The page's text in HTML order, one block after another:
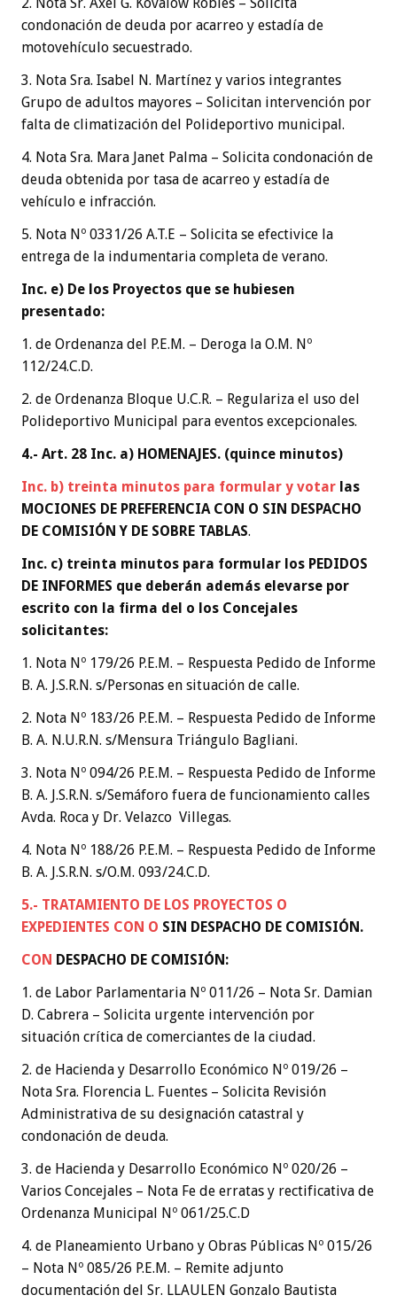
condonación de deuda por acarreo y estadía de
motovehículo secuestrado.
3. Nota Sra. Isabel N. Martínez y varios integrantes
Grupo de adultos mayores – Solicitan intervención por
falta de climatización del Polideportivo municipal.
4. Nota Sra. Mara Janet Palma – Solicita condonación de
deuda obtenida por tasa de acarreo y estadía de
vehículo e infracción.
5. Nota Nº 0331/26 A.T.E – Solicita se efectivice la
entrega de la indumentaria completa de verano.
Inc. e) De los Proyectos que se hubiesen
presentado:
1. de Ordenanza del P.E.M. – Deroga la O.M. Nº
112/24.C.D.
2. de Ordenanza Bloque U.C.R. – Regulariza el uso del
Polideportivo Municipal para eventos excepcionales.
4.- Art. 28 Inc. a) HOMENAJES. (quince minutos)
Inc. b) treinta minutos para formular y votar las
MOCIONES DE PREFERENCIA CON O SIN DESPACHO
DE COMISIÓN Y DE SOBRE TABLAS.
Inc. c) treinta minutos para formular los PEDIDOS
DE INFORMES que deberán además elevarse por
escrito con la firma del o los Concejales
solicitantes:
1. Nota Nº 179/26 P.E.M. – Respuesta Pedido de Informe
B. A. J.S.R.N. s/Personas en situación de calle.
2. Nota Nº 183/26 P.E.M. – Respuesta Pedido de Informe
B. A. N.U.R.N. s/Mensura Triángulo Bagliani.
3. Nota Nº 094/26 P.E.M. – Respuesta Pedido de Informe
B. A. J.S.R.N. s/Semáforo fuera de funcionamiento calles
Avda. Roca y Dr. Velazco Villegas.
4. Nota Nº 188/26 P.E.M. – Respuesta Pedido de Informe
B. A. J.S.R.N. s/O.M. 093/24.C.D.
5.- TRATAMIENTO DE LOS PROYECTOS O
EXPEDIENTES CON O SIN DESPACHO DE COMISIÓN .
CON DESPACHO DE COMISIÓN:
1. de Labor Parlamentaria Nº 011/26 – Nota Sr. Damian
D. Cabrera – Solicita urgente intervención por
situación crítica de comerciantes de la ciudad.
2. de Hacienda y Desarrollo Económico Nº 019/26 –
Nota Sra. Florencia L. Fuentes – Solicita Revisión
Administrativa de su designación catastral y
condonación de deuda.
3. de Hacienda y Desarrollo Económico Nº 020/26 –
Varios Concejales – Nota Fe de erratas y rectificativa de
Ordenanza Municipal Nº 061/25.C.D
4. de Planeamiento Urbano y Obras Públicas Nº 015/26
– Nota Nº 085/26 P.E.M. – Remite adjunto
documentación del Sr. LLAULEN Gonzalo Bautista